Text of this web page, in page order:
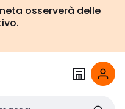
osserverà delle